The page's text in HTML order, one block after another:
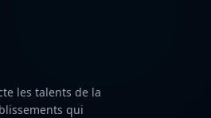
les talents de la
qui